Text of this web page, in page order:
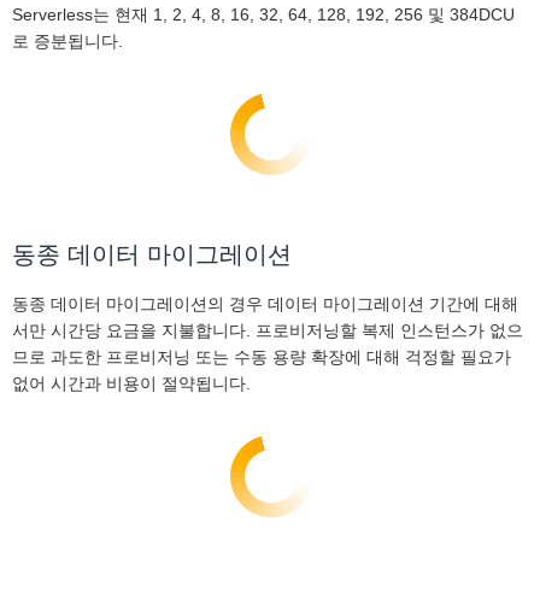
Serverless는 현재 1, 2, 4, 8, 16, 32, 64, 128, 192, 256 및 384DCU
로 증분됩니다.
동종 데이터 마이그레이션
동종 데이터 마이그레이션의 경우 데이터 마이그레이션 기간에 대해
서만 시간당 요금을 지불합니다. 프로비저닝할 복제 인스턴스가 없으
므로 과도한 프로비저닝 또는 수동 용량 확장에 대해 걱정할 필요가
없어 시간과 비용이 절약됩니다.